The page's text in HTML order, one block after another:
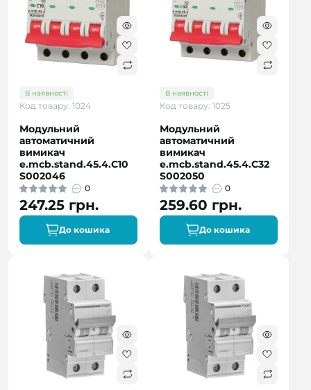
В наявності
Код товару: 1024
Модульний
автоматичний
вимикач
e.mcb.stand.45.4.C10
S002046
0
247.25 грн.
До кошика
В наявності
Код товару: 1025
Модульний
автоматичний
вимикач
e.mcb.stand.45.4.C32
S002050
0
259.60 грн.
До кошика